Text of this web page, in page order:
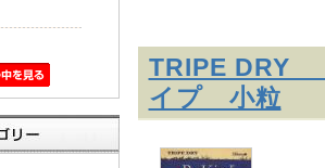
TRIPE DRY
イプ 小粒